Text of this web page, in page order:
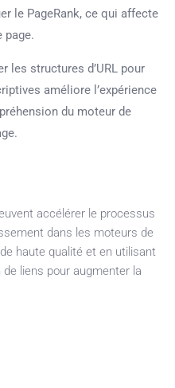
le PageRank, ce qui affecte
page.
les structures d’URL pour
améliore l’expérience
du moteur de
accélérer le processus
dans les moteurs de
haute qualité et en utilisant
liens pour augmenter la